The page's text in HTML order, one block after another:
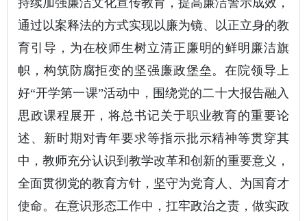
持续加强廉洁文化宣传教育，提高廉洁警示成效，
通过以案释法的方式实现以廉为镜、以正立身的教
育引导，为在校师生树立清正廉明的鲜明廉洁旗
帜，构筑防腐拒变的坚强廉政堡垒。在院领导上
好“开学第一课”活动中，围绕党的二十大报告融入
思政课程展开，将总书记关于职业教育的重要论
述、新时期对青年要求等指示批示精神等贯穿其
中，教师充分认识到教学改革和创新的重要意义，
全面贯彻党的教育方针，坚守为党育人、为国育才
使命。在意识形态工作中，扛牢政治之责，做实政